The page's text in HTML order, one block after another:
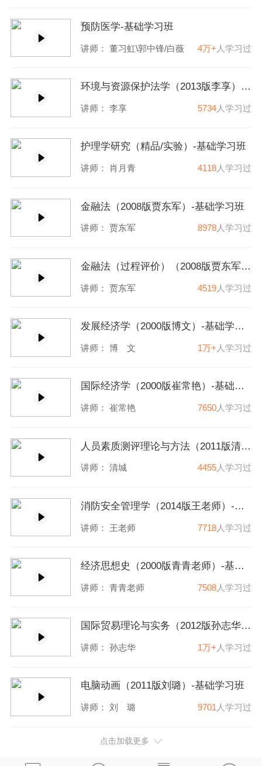
预防医学-基础学习班
讲师： 董习虹\郭中锋/白薇 4万+ 人学习过
环境与资源保护法学（2013版李享）-基础学习班
讲师： 李享 5734 人学习过
护理学研究（精品/实验）-基础学习班
讲师： 肖月青 4118 人学习过
金融法（2008版贾东军）-基础学习班
讲师： 贾东军 8978人学习过
金融法（过程评价）（2008版贾东军）-基础学习班
讲师： 贾东军 4519 人学习过
发展经济学（2000版博文）-基础学习班
讲师： 博 文 1万+ 人学习过
国际经济学（2000版崔常艳）-基础学习班
讲师： 崔常艳 7650 人学习过
人员素质测评理论与方法（2011版清城）-基础学习班
讲师： 清城 4455 人学习过
消防安全管理学（2014版王老师）-基础学习班
讲师： 王老师 7718 人学习过
经济思想史（2000版青青老师）-基础学习班
讲师： 青青老师 7508 人学习过
国际贸易理论与实务（2012版孙志华）-基础学习班
讲师： 孙志华 1万+ 人学习过
电脑动画（2011版刘璐）-基础学习班
讲师： 刘 璐 9701 人学习过
点击加载更多